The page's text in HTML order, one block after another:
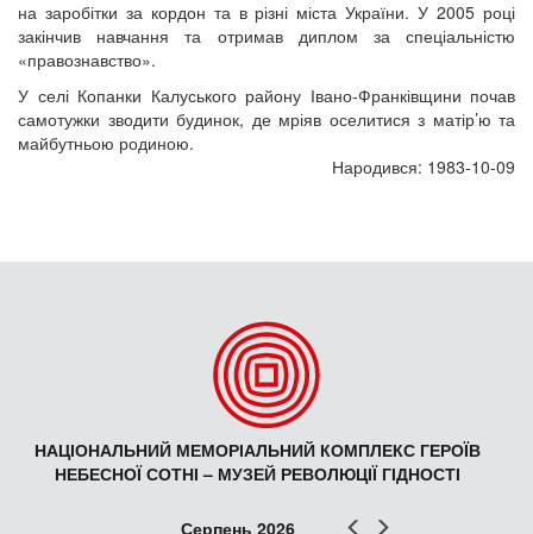
на заробітки за кордон та в різні міста України. У 2005 році
закінчив навчання та отримав диплом за спеціальністю
«правознавство».
У селі Копанки Калуського району Івано-Франківщини почав
самотужки зводити будинок, де мріяв оселитися з матір’ю та
майбутньою родиною.
Народився: 1983-10-09
НАЦІОНАЛЬНИЙ МЕМОРІАЛЬНИЙ КОМПЛЕКС ГЕРОЇВ
НЕБЕСНОЇ СОТНІ – МУЗЕЙ РЕВОЛЮЦІЇ ГІДНОСТІ
Попер
Серпень 2026